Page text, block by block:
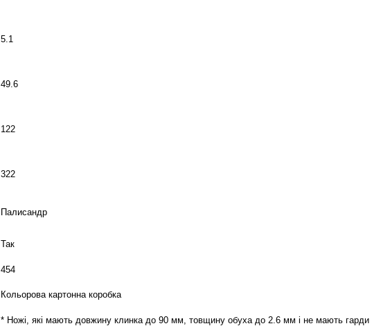
5.1
49.6
122
322
Палисандр
Так
454
Кольорова картонна коробка
* Ножі, які мають довжину клинка до 90 мм, товщину обуха до 2.6 мм і не мають гарди